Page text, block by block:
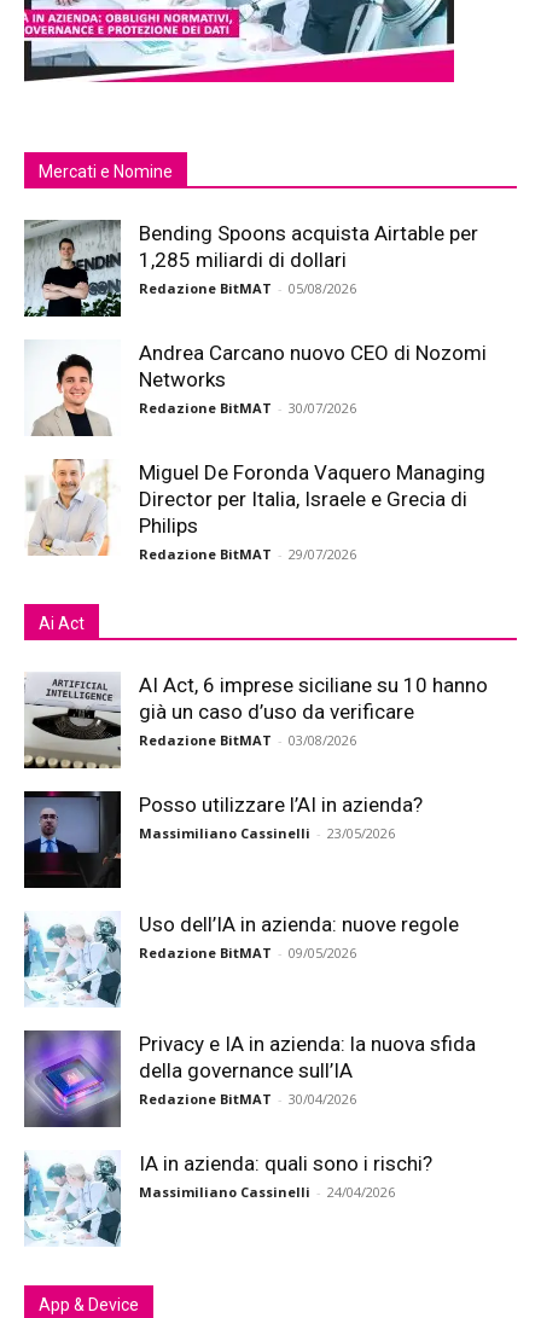
Mercati e Nomine
Bending Spoons acquista Airtable per
1,285 miliardi di dollari
Redazione BitMAT - 05/08/2026
Andrea Carcano nuovo CEO di Nozomi
Networks
Redazione BitMAT - 30/07/2026
Miguel De Foronda Vaquero Managing
Director per Italia, Israele e Grecia di
Philips
Redazione BitMAT - 29/07/2026
Ai Act
AI Act, 6 imprese siciliane su 10 hanno
già un caso d’uso da verificare
Redazione BitMAT - 03/08/2026
Posso utilizzare l’AI in azienda?
Massimiliano Cassinelli - 23/05/2026
Uso dell’IA in azienda: nuove regole
Redazione BitMAT - 09/05/2026
Privacy e IA in azienda: la nuova sfida
della governance sull’IA
Redazione BitMAT - 30/04/2026
IA in azienda: quali sono i rischi?
Massimiliano Cassinelli - 24/04/2026
App & Device